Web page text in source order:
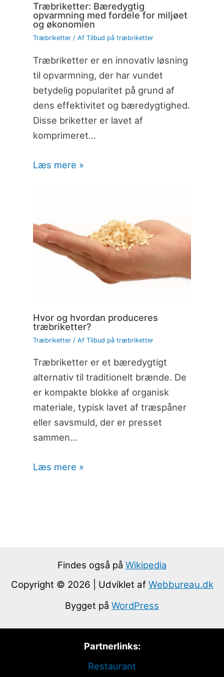
Træbriketter: Bæredygtig
opvarmning med fordele for miljøet
og økonomien
Træbriketter/ Af Tilbud på træbriketter
Træbriketter er en innovativ løsning
til opvarmning, der har vundet
betydelig popularitet på grund af
dens effektivitet og bæredygtighed.
Disse briketter er lavet af
komprimeret…
Læs mere »
Hvor og hvordan produceres
træbriketter?
Træbriketter/ Af Tilbud på træbriketter
Træbriketter er et bæredygtigt
alternativ til traditionelt brænde. De
er kompakte blokke af organisk
materiale, typisk lavet af træspåner
eller savsmuld, der er presset
sammen…
Læs mere »
Findes også på Wikipedia
Copyright © 2026 | Udviklet af Webbureau.dk
Bygget på WordPress
Partnerlinks:
Restaurant